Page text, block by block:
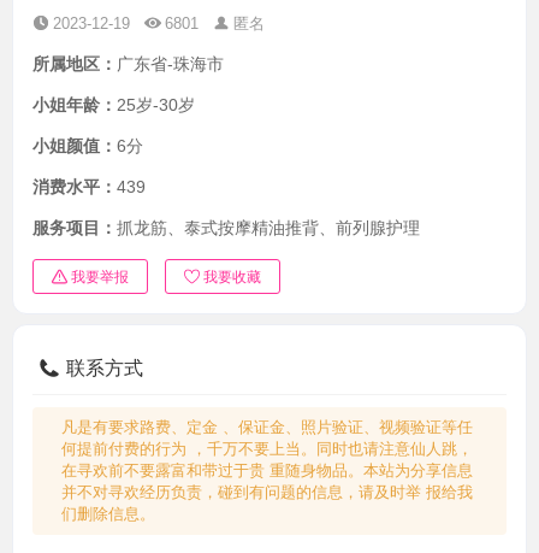
2023-12-19 6801 匿名
所属地区： 广东省-珠海市
小姐年龄： 25岁-30岁
小姐颜值： 6分
消费水平： 439
服务项目： 抓龙筋、泰式按摩精油推背、前列腺护理
我要举报 我要收藏
联系方式
凡是有要求路费、定金 、保证金、照片验证、视频验证等任
何提前付费的行为 ，千万不要上当。同时也请注意仙人跳，
在寻欢前不要露富和带过于贵 重随身物品。本站为分享信息
并不对寻欢经历负责，碰到有问题的信息，请及时举 报给我
们删除信息。